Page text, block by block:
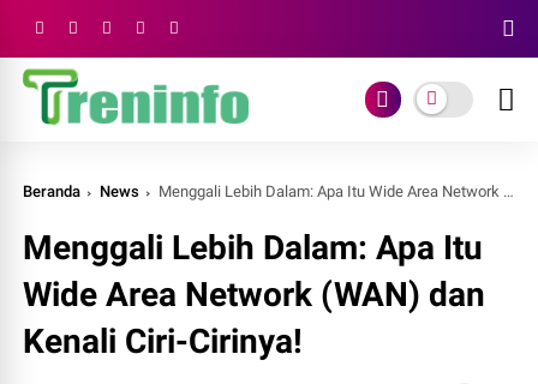
Beranda News Menggali Lebih Dalam: Apa Itu Wide Area Network (WAN) dan Kenali Ciri-Cirinya!
Menggali Lebih Dalam: Apa Itu
Wide Area Network (WAN) dan
Kenali Ciri-Cirinya!